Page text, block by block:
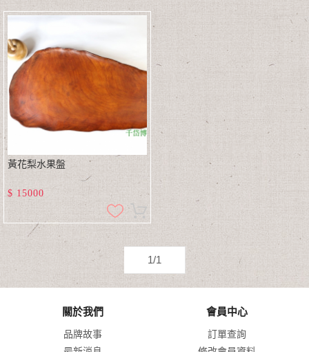
黃花梨水果盤
$ 15000
1/1
關於我們
品牌故事
會員中心
訂單查詢